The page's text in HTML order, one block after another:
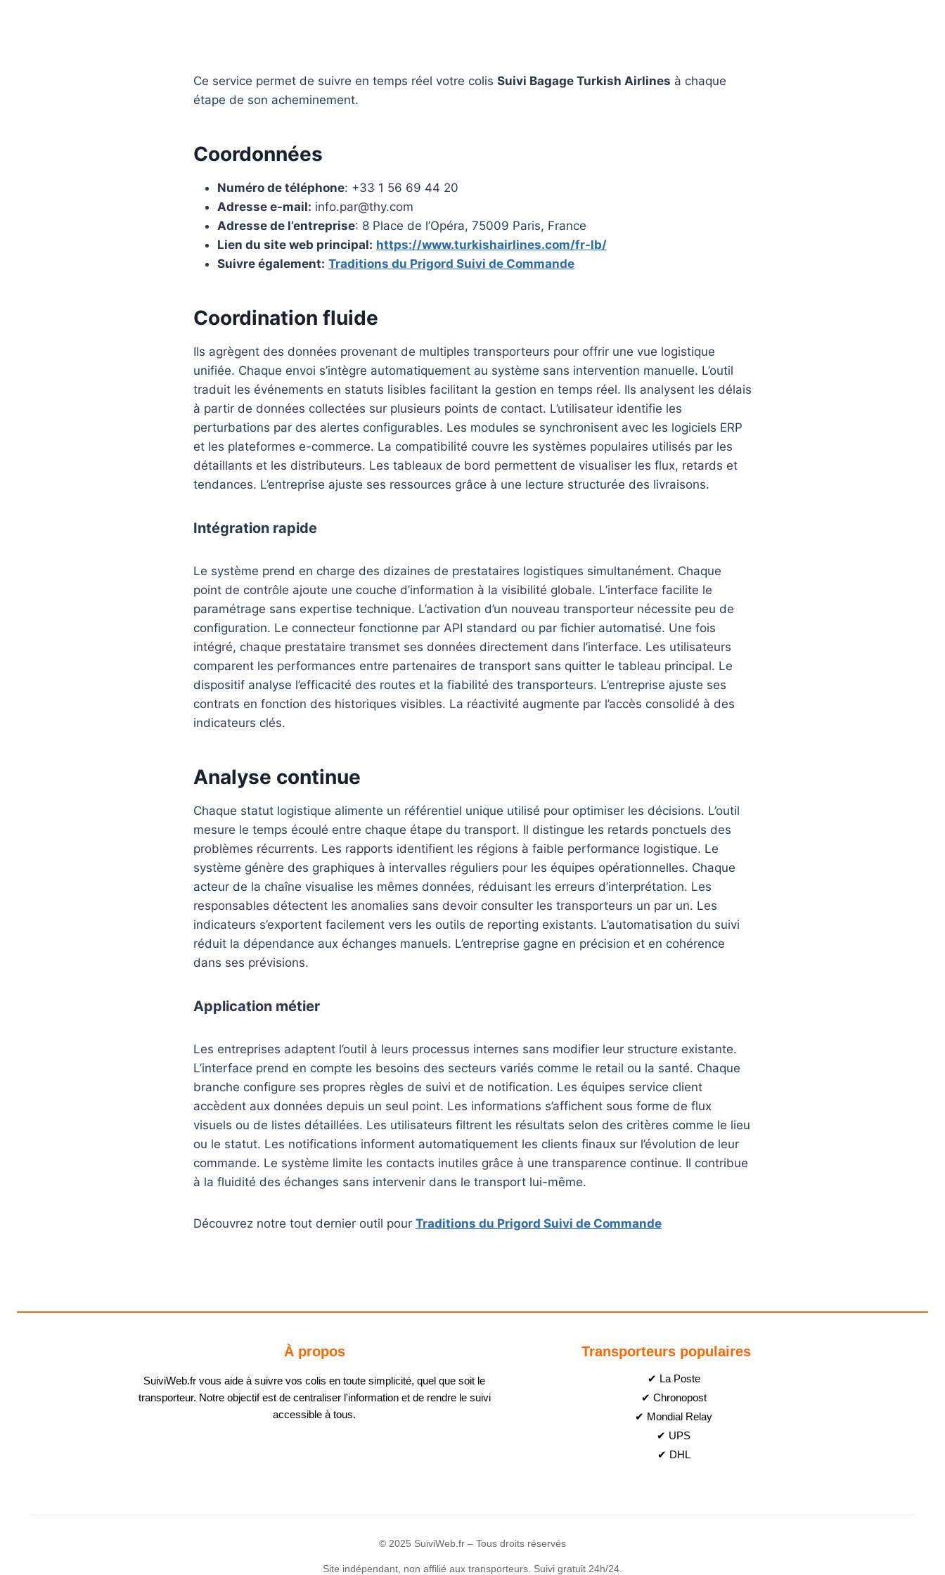
Ce service permet de suivre en temps réel votre colis Suivi Bagage Turkish Airlines à chaque
étape de son acheminement.
Coordonnées
Numéro de téléphone: +33 1 56 69 44 20
Adresse e-mail: info.par@thy.com
Adresse de l’entreprise: 8 Place de l’Opéra, 75009 Paris, France
Lien du site web principal: https://www.turkishairlines.com/fr-lb/
Suivre également: Traditions du Prigord Suivi de Commande
Coordination fluide
Ils agrègent des données provenant de multiples transporteurs pour offrir une vue logistique
unifiée. Chaque envoi s’intègre automatiquement au système sans intervention manuelle. L’outil
traduit les événements en statuts lisibles facilitant la gestion en temps réel. Ils analysent les délais
à partir de données collectées sur plusieurs points de contact. L’utilisateur identifie les
perturbations par des alertes configurables. Les modules se synchronisent avec les logiciels ERP
et les plateformes e-commerce. La compatibilité couvre les systèmes populaires utilisés par les
détaillants et les distributeurs. Les tableaux de bord permettent de visualiser les flux, retards et
tendances. L’entreprise ajuste ses ressources grâce à une lecture structurée des livraisons.
Intégration rapide
Le système prend en charge des dizaines de prestataires logistiques simultanément. Chaque
point de contrôle ajoute une couche d’information à la visibilité globale. L’interface facilite le
paramétrage sans expertise technique. L’activation d’un nouveau transporteur nécessite peu de
configuration. Le connecteur fonctionne par API standard ou par fichier automatisé. Une fois
intégré, chaque prestataire transmet ses données directement dans l’interface. Les utilisateurs
comparent les performances entre partenaires de transport sans quitter le tableau principal. Le
dispositif analyse l’efficacité des routes et la fiabilité des transporteurs. L’entreprise ajuste ses
contrats en fonction des historiques visibles. La réactivité augmente par l’accès consolidé à des
indicateurs clés.
Analyse continue
Chaque statut logistique alimente un référentiel unique utilisé pour optimiser les décisions. L’outil
mesure le temps écoulé entre chaque étape du transport. Il distingue les retards ponctuels des
problèmes récurrents. Les rapports identifient les régions à faible performance logistique. Le
système génère des graphiques à intervalles réguliers pour les équipes opérationnelles. Chaque
acteur de la chaîne visualise les mêmes données, réduisant les erreurs d’interprétation. Les
responsables détectent les anomalies sans devoir consulter les transporteurs un par un. Les
indicateurs s’exportent facilement vers les outils de reporting existants. L’automatisation du suivi
réduit la dépendance aux échanges manuels. L’entreprise gagne en précision et en cohérence
dans ses prévisions.
Application métier
Les entreprises adaptent l’outil à leurs processus internes sans modifier leur structure existante.
L’interface prend en compte les besoins des secteurs variés comme le retail ou la santé. Chaque
branche configure ses propres règles de suivi et de notification. Les équipes service client
accèdent aux données depuis un seul point. Les informations s’affichent sous forme de flux
visuels ou de listes détaillées. Les utilisateurs filtrent les résultats selon des critères comme le lieu
ou le statut. Les notifications informent automatiquement les clients finaux sur l’évolution de leur
commande. Le système limite les contacts inutiles grâce à une transparence continue. Il contribue
à la fluidité des échanges sans intervenir dans le transport lui-même.
Découvrez notre tout dernier outil pour Traditions du Prigord Suivi de Commande
À propos
SuiviWeb.fr vous aide à suivre vos colis en toute simplicité, quel que soit le
transporteur. Notre objectif est de centraliser l'information et de rendre le suivi
accessible à tous.
Transporteurs populaires
✔ La Poste
✔ Chronopost
✔ Mondial Relay
✔ UPS
✔ DHL
© 2025 SuiviWeb.fr – Tous droits réservés
Site indépendant, non affilié aux transporteurs. Suivi gratuit 24h/24.